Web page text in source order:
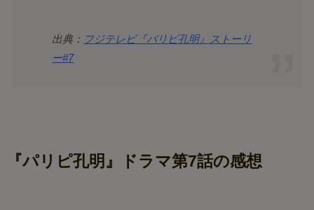
出典： フジテレビ『パリピ孔明』ストーリ
ー#7
『パリピ孔明』ドラマ第7話の感想